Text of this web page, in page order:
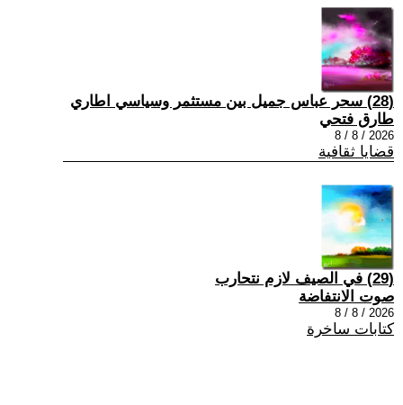
(28) سحر عباس جميل بين مستثمر وسياسي اطاري
طارق فتحي
2026 / 8 / 8
قضايا ثقافية
(29) في الصيف لازم نتحارب
صوت الانتفاضة
2026 / 8 / 8
كتابات ساخرة